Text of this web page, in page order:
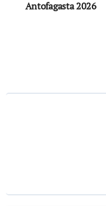
Antofagasta 2026